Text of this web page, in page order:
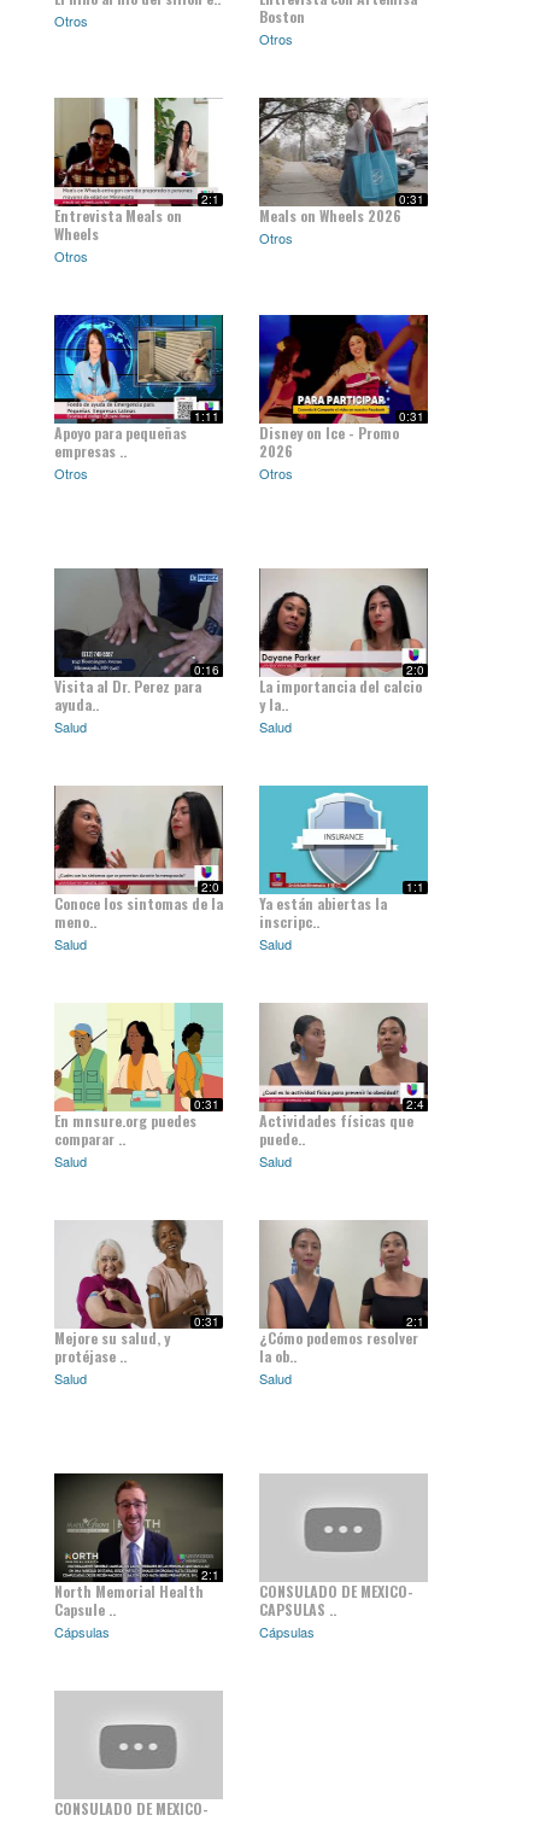
Otros
Boston
Otros
2:1
Entrevista Meals on
Wheels
Otros
0:31
Meals on Wheels 2026
Otros
1:11
Apoyo para pequeñas
empresas ..
Otros
0:31
Disney on Ice - Promo
2026
Otros
0:16
Visita al Dr. Perez para
ayuda..
Salud
2:0
La importancia del calcio
y la..
Salud
2:0
Conoce los sintomas de la
meno..
Salud
1:1
Ya están abiertas la
inscripc..
Salud
0:31
En mnsure.org puedes
comparar ..
Salud
2:4
Actividades físicas que
puede..
Salud
0:31
Mejore su salud, y
protéjase ..
Salud
2:1
¿Cómo podemos resolver
la ob..
Salud
2:1
North Memorial Health
Capsule ..
Cápsulas
CONSULADO DE MEXICO-
CAPSULAS ..
Cápsulas
CONSULADO DE MEXICO-